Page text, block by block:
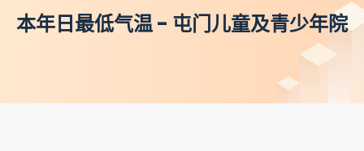
本年日最低气温 - 屯门儿童及青少年院